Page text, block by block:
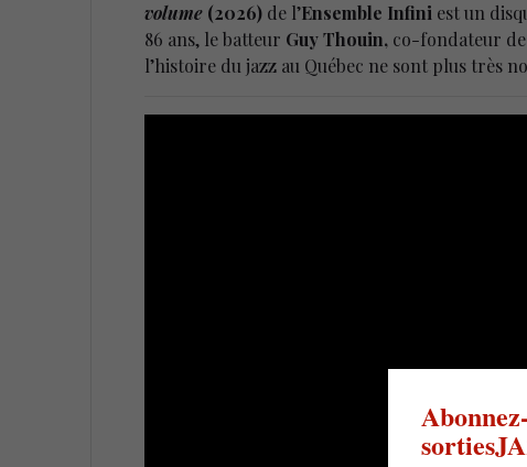
volume (2026) de l’Ensemble Infini est un
86 ans, le batteur Guy Thouin, co-fondateur de
l’histoire du jazz au Québec ne sont plus très